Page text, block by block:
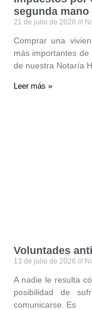
segunda mano
21 de julio de 2026
Comprar una
más importantes
de nuestra Notaría
Leer más »
Voluntades
13 de julio de 2026
A nadie le resulta
posibilidad de
comunicarse. Es